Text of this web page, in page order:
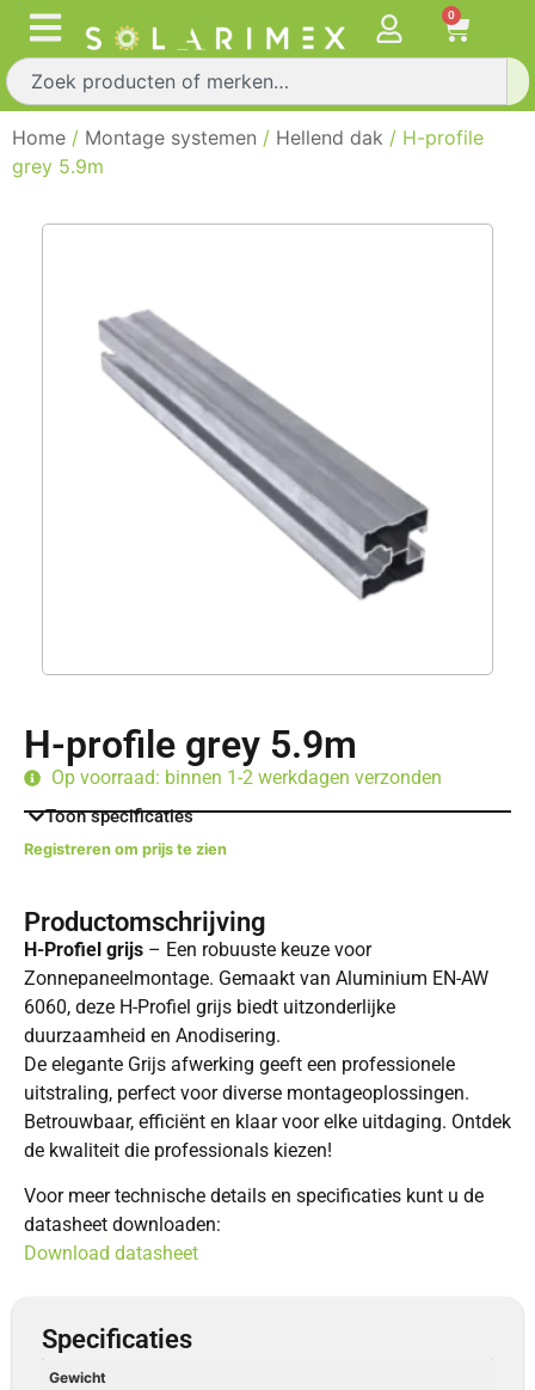
0
Home / Montage systemen / Hellend dak / H-profile
grey 5.9m
H-profile grey 5.9m
Op voorraad: binnen 1-2 werkdagen verzonden
Toon specificaties
Registreren om prijs te zien
Productomschrijving
H-Profiel grijs – Een robuuste keuze voor
Zonnepaneelmontage. Gemaakt van Aluminium EN-AW
6060, deze H-Profiel grijs biedt uitzonderlijke
duurzaamheid en Anodisering.
De elegante Grijs afwerking geeft een professionele
uitstraling, perfect voor diverse montageoplossingen.
Betrouwbaar, efficiënt en klaar voor elke uitdaging. Ontdek
de kwaliteit die professionals kiezen!
Voor meer technische details en specificaties kunt u de
datasheet downloaden:
Download datasheet
Specificaties
Gewicht